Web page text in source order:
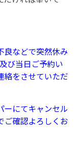
良などで突然休み
び当日ご予約い
絡をさせていただ
ーにてキャンセル
ご確認よろしくお